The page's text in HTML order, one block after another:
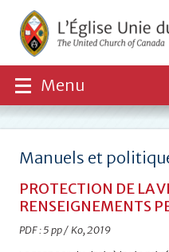
Menu
Manuels et
PROTECTION DE LA
RENSEIGNEMENTS
PDF : 5 pp / Ko, 2019